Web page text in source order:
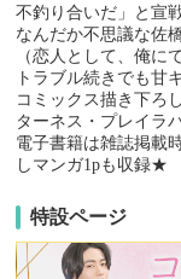
不釣り合いだ」と宣
なんだか不思議な佐
（恋人として、俺
トラブル続きでも甘
コミックス描き下ろ
ターネス・プレイラ
電子書籍は雑誌掲載
しマンガ1pも収録★
特設ページ